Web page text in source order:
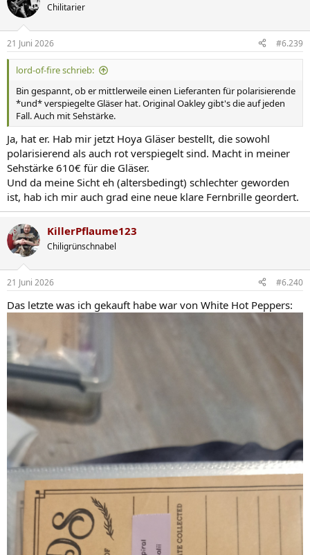
Chilitarier
21 Juni 2026 #6.239
lord-of-fire schrieb:
Bin gespannt, ob er mittlerweile einen Lieferanten für polarisierende
*und* verspiegelte Gläser hat. Original Oakley gibt's die auf jeden
Fall. Auch mit Sehstärke.
Ja, hat er. Hab mir jetzt Hoya Gläser bestellt, die sowohl
polarisierend als auch rot verspiegelt sind. Macht in meiner
Sehstärke 610€ für die Gläser.
Und da meine Sicht eh (altersbedingt) schlechter geworden
ist, hab ich mir auch grad eine neue klare Fernbrille geordert.
KillerPflaume123
Chiligrünschnabel
21 Juni 2026 #6.240
Das letzte was ich gekauft habe war von White Hot Peppers: